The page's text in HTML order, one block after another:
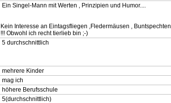
Ein Singel-Mann mit Werten , Prinzipien und Humor....
Kein Interesse an Eintagsfliegen ,Fledermäusen , Buntspechten
!!! Obwohl ich recht tierlieb bin ;-)
5 durchschnittlich
mehrere Kinder
mag ich
höhere Berufsschule
5(durchschnittlich)